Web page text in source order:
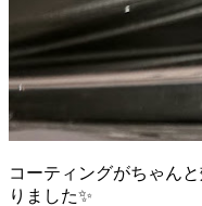
コーティングがちゃん
りました✨